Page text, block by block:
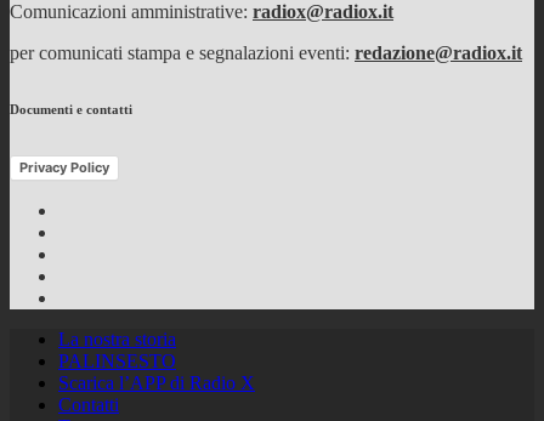
Comunicazioni amministrative: radiox@radiox.it
per comunicati stampa e segnalazioni eventi: redazione@radiox.it
Documenti e contatti
Privacy Policy
La nostra storia
PALINSESTO
Scarica l’APP di Radio X
Contatti